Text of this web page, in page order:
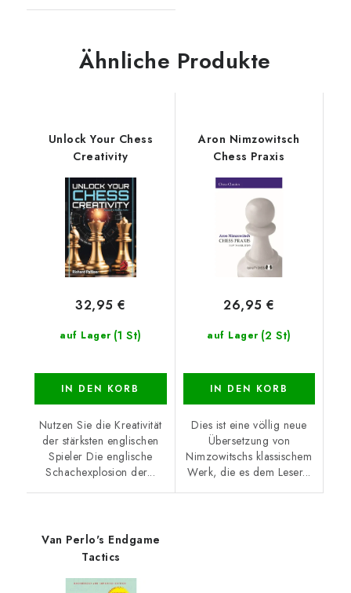
Ähnliche Produkte
Unlock Your Chess
Creativity
auf Lager (1 St)
32,95 €
IN DEN KORB
Nutzen Sie die Kreativität
der stärksten englischen
Spieler Die englische
Schachexplosion der...
Aron Nimzowitsch
Chess Praxis
auf Lager (2 St)
26,95 €
IN DEN KORB
Dies ist eine völlig neue
Übersetzung von
Nimzowitschs klassischem
Werk, die es dem Leser...
Van Perlo's Endgame
Tactics